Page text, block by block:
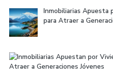
Inmobiliarias Apuesta
para Atraer a